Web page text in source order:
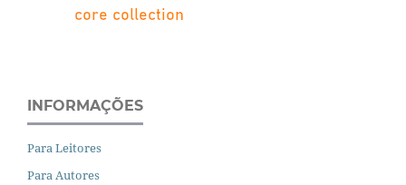
INFORMAÇÕES
Para Leitores
Para Autores